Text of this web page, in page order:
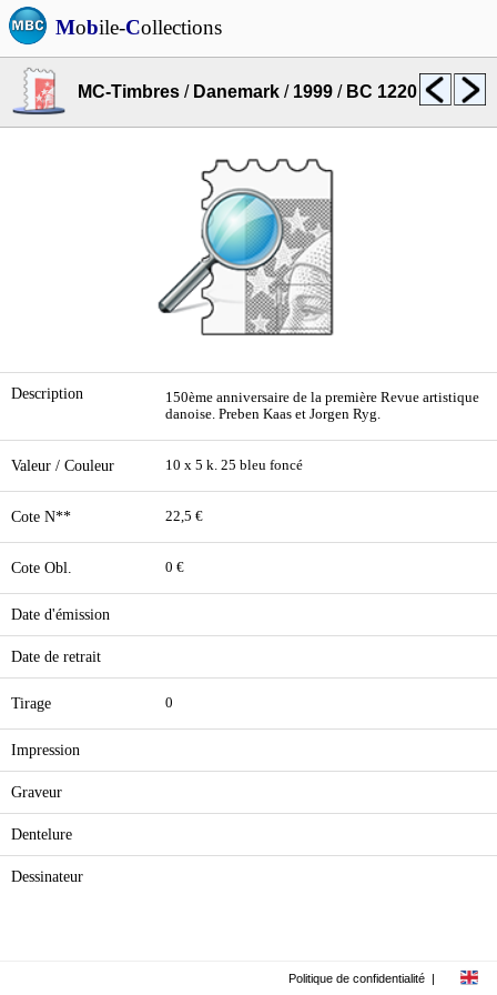
Mobile-Collections
MC-Timbres / Danemark / 1999 / BC 1220
Description
150ème anniversaire de la première Revue artistique
danoise. Preben Kaas et Jorgen Ryg.
Valeur / Couleur 10 x 5 k. 25 bleu foncé
Cote N** 22,5 €
Cote Obl. 0 €
Date d'émission
Date de retrait
Tirage 0
Impression
Graveur
Dentelure
Dessinateur
Politique de confidentialité |